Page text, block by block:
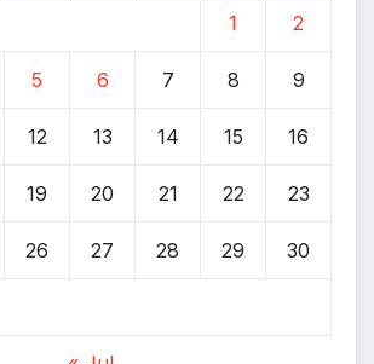
1 2
5 6 7 8 9
12 13 14 15 16
19 20 21 22 23
26 27 28 29 30